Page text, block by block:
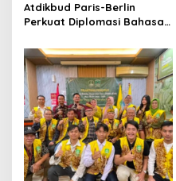
Atdikbud Paris-Berlin
Perkuat Diplomasi Bahasa